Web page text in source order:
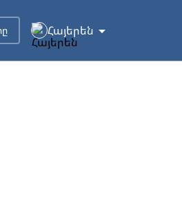
Հայերեն